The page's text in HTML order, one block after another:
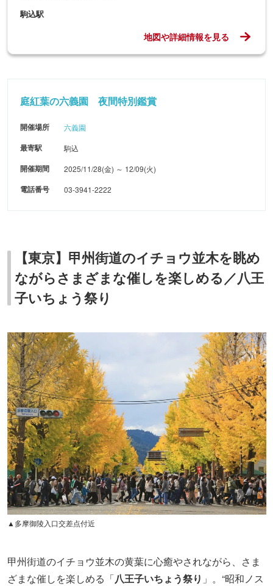
駒込駅
地図や詳細情報を見る
庭紅葉の六義園 夜間特別鑑賞
開催場所 六義園
最寄駅 駒込
開催期間 2025/11/28(金) ～ 12/09(火)
電話番号 03-3941-2222
【東京】甲州街道のイチョウ並木を眺め
ながらさまざまな催しを楽しめる／八王
子いちょう祭り
▲多摩御陵入口交差点付近
甲州街道のイチョウ並木の黄葉に心癒やされながら、さま
ざまな催しを楽しめる「八王子いちょう祭り 」。“昭和ノス